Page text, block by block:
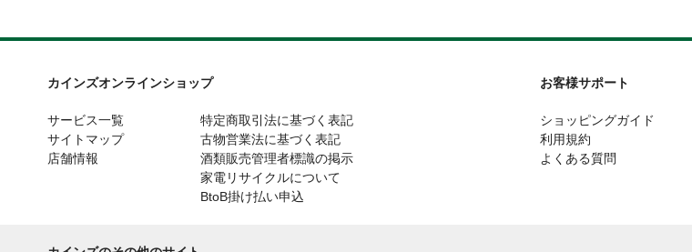
カインズオンラインショップ
サービス一覧
サイトマップ
店舗情報
特定商取引法に基づく表記
古物営業法に基づく表記
酒類販売管理者標識の掲示
家電リサイクルについて
BtoB掛け払い申込
お客様サポート
ショッピングガイド
利用規約
よくある質問